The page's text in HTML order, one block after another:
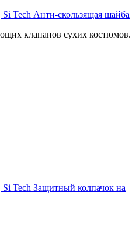
Si Tech Анти-скользящая шайба
клапанов сухих костюмов.
Si Tech Защитный колпачок на